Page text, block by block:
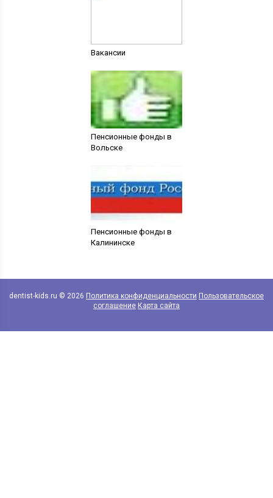
Вакансии
Пенсионные фонды в
Вольске
Пенсионные фонды в
Калининске
dentist-kids.ru © 2026 Политика конфиденциальности Пользовательское
соглашение Карта сайта